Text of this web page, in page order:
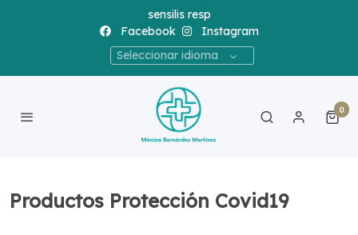
sensilis resp
Facebook
Instagram
Seleccionar idioma
0
Productos Protección Covid19